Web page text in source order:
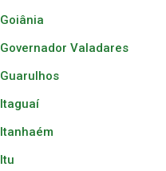
Goiânia
Governador Valadares
Guarulhos
Itaguaí
Itanhaém
Itu